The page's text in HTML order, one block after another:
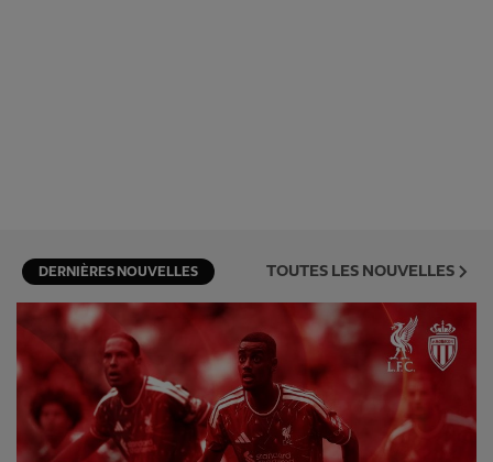
DERNIÈRES NOUVELLES TOUTES LES NOUVELLES